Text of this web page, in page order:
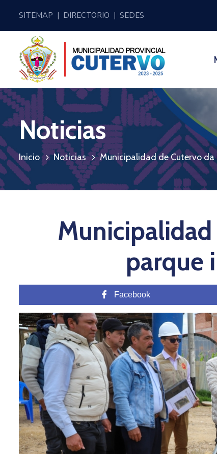
SITEMAP | DIRECTORIO | SEDES
Noticias
Inicio Noticias Municipalidad de Cutervo
parque
Facebook